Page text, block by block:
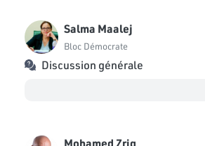
Salma Maalej
Bloc Démocrate
Discussion générale
Mohamed Zrig